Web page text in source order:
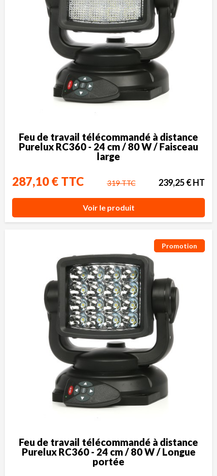
Feu de travail télécommandé à distance
Purelux RC360 - 24 cm / 80 W / Faisceau
large
287,10 € TTC 319 TTC 239,25 € HT
Voir le produit
Promotion
Feu de travail télécommandé à distance
Purelux RC360 - 24 cm / 80 W / Longue
portée